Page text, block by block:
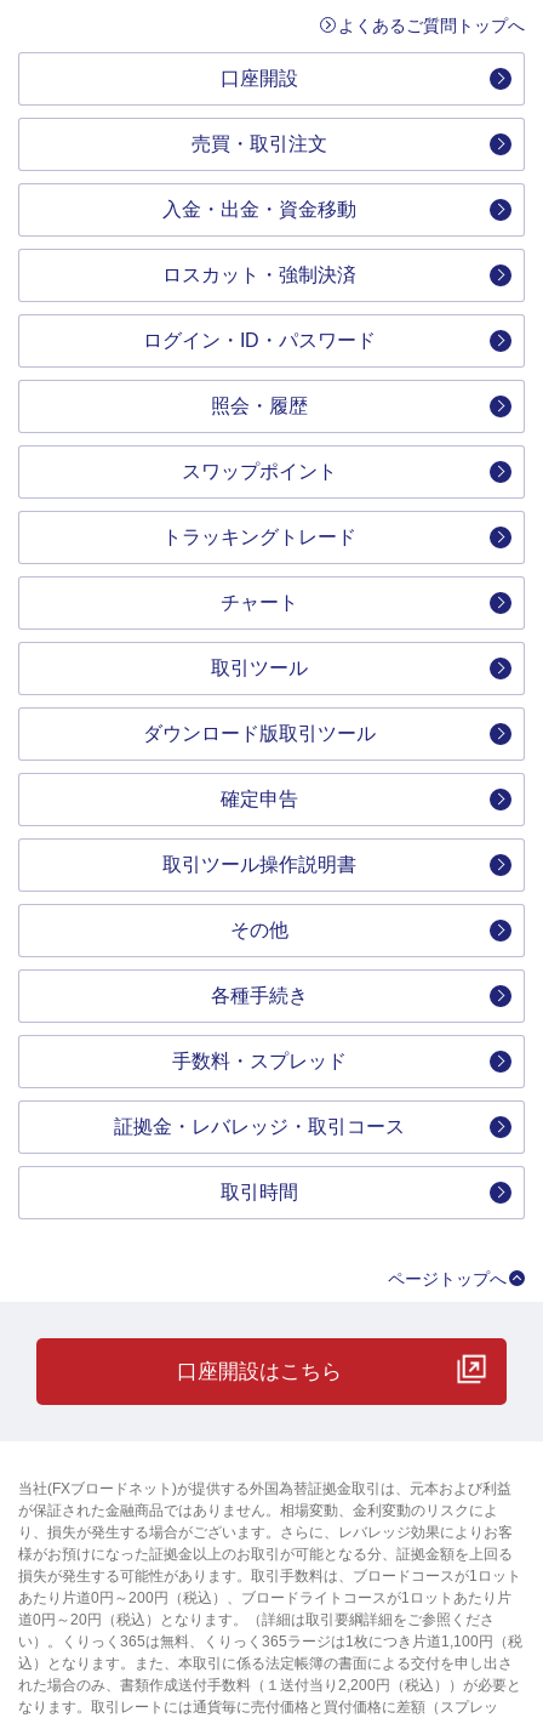
よくあるご質問トップへ
口座開設
売買・取引注文
入金・出金・資金移動
ロスカット・強制決済
ログイン・ID・パスワード
照会・履歴
スワップポイント
トラッキングトレード
チャート
取引ツール
ダウンロード版取引ツール
確定申告
取引ツール操作説明書
その他
各種手続き
手数料・スプレッド
証拠金・レバレッジ・取引コース
取引時間
ページトップへ
口座開設はこちら
当社(FXブロードネット)が提供する外国為替証拠金取引は、元本および利益
が保証された金融商品ではありません。相場変動、金利変動のリスクによ
り、損失が発生する場合がございます。さらに、レバレッジ効果によりお客
様がお預けになった証拠金以上のお取引が可能となる分、証拠金額を上回る
損失が発生する可能性があります。取引手数料は、ブロードコースが1ロット
あたり片道0円～200円（税込）、ブロードライトコースが1ロットあたり片
道0円～20円（税込）となります。（詳細は取引要綱詳細をご参照くださ
い）。くりっく365は無料、くりっく365ラージは1枚につき片道1,100円（税
込）となります。また、本取引に係る法定帳簿の書面による交付を申し出さ
れた場合のみ、書類作成送付手数料（１送付当り2,200円（税込））が必要と
なります。取引レートには通貨毎に売付価格と買付価格に差額（スプレッ